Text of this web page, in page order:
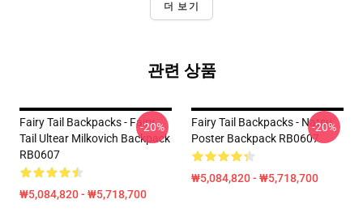
더 보기
관련 상품
Fairy Tail Backpacks - Fairy
Tail Ultear Milkovich Backpack
RB0607
₩5,084,820 - ₩5,718,700
-20%
Fairy Tail Backpacks - Natsu
Poster Backpack RB0607
₩5,084,820 - ₩5,718,700
-20%